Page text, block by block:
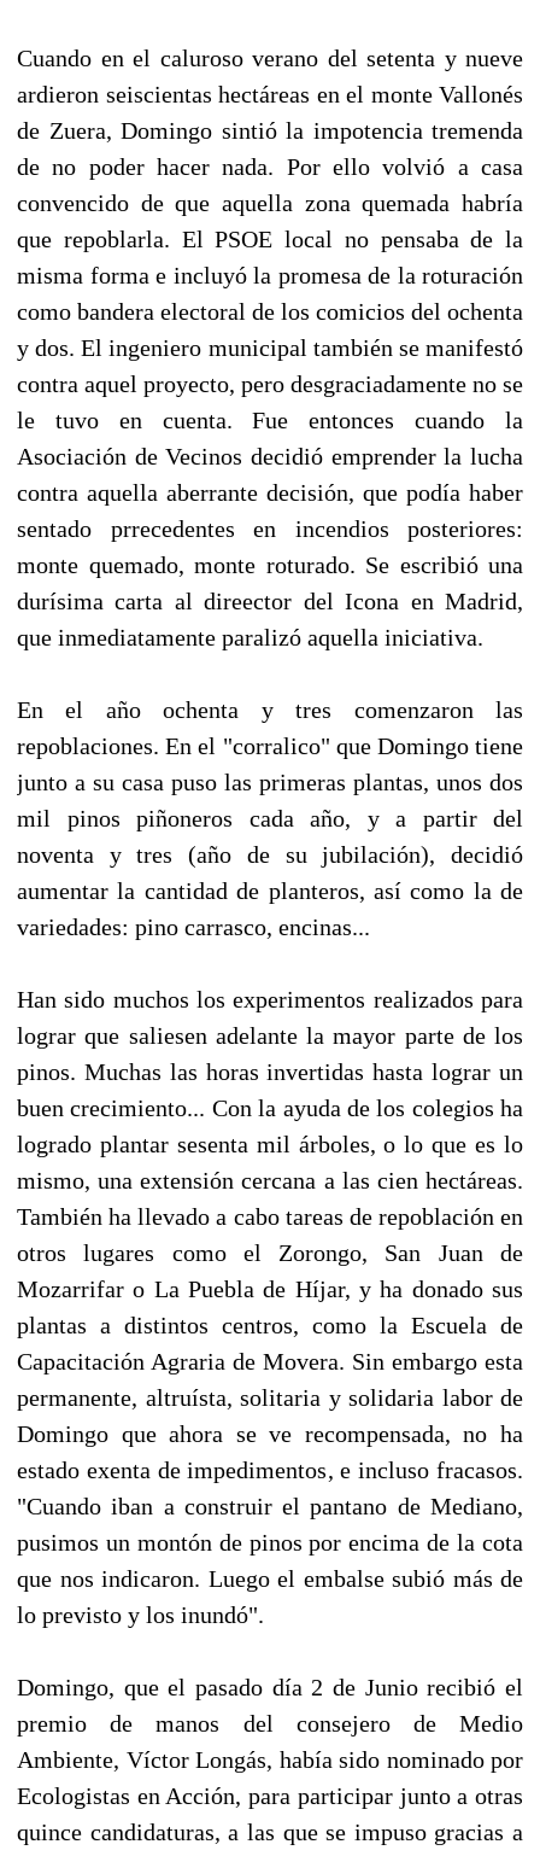
Cuando en el caluroso verano del setenta y nueve
ardieron seiscientas hectáreas en el monte Vallonés
de Zuera, Domingo sintió la impotencia tremenda
de no poder hacer nada. Por ello volvió a casa
convencido de que aquella zona quemada habría
que repoblarla. El PSOE local no pensaba de la
misma forma e incluyó la promesa de la roturación
como bandera electoral de los comicios del ochenta
y dos. El ingeniero municipal también se manifestó
contra aquel proyecto, pero desgraciadamente no se
le tuvo en cuenta. Fue entonces cuando la
Asociación de Vecinos decidió emprender la lucha
contra aquella aberrante decisión, que podía haber
sentado prrecedentes en incendios posteriores:
monte quemado, monte roturado. Se escribió una
durísima carta al direector del Icona en Madrid,
que inmediatamente paralizó aquella iniciativa.
En el año ochenta y tres comenzaron las
repoblaciones. En el "corralico" que Domingo tiene
junto a su casa puso las primeras plantas, unos dos
mil pinos piñoneros cada año, y a partir del
noventa y tres (año de su jubilación), decidió
aumentar la cantidad de planteros, así como la de
variedades: pino carrasco, encinas...
Han sido muchos los experimentos realizados para
lograr que saliesen adelante la mayor parte de los
pinos. Muchas las horas invertidas hasta lograr un
buen crecimiento... Con la ayuda de los colegios ha
logrado plantar sesenta mil árboles, o lo que es lo
mismo, una extensión cercana a las cien hectáreas.
También ha llevado a cabo tareas de repoblación en
otros lugares como el Zorongo, San Juan de
Mozarrifar o La Puebla de Híjar, y ha donado sus
plantas a distintos centros, como la Escuela de
Capacitación Agraria de Movera. Sin embargo esta
permanente, altruísta, solitaria y solidaria labor de
Domingo que ahora se ve recompensada, no ha
estado exenta de impedimentos, e incluso fracasos.
"Cuando iban a construir el pantano de Mediano,
pusimos un montón de pinos por encima de la cota
que nos indicaron. Luego el embalse subió más de
lo previsto y los inundó".
Domingo, que el pasado día 2 de Junio recibió el
premio de manos del consejero de Medio
Ambiente, Víctor Longás, había sido nominado por
Ecologistas en Acción, para participar junto a otras
quince candidaturas, a las que se impuso gracias a